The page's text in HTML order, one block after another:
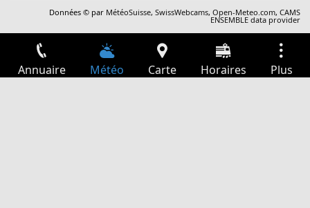
Données © par MétéoSuisse,SwissWebcams,Open-Meteo.com,CAMS
ENSEMBLE data provider
Annuaire Météo Carte Horaires Plus